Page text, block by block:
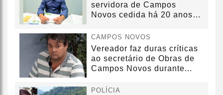
servidora de Campos
Novos cedida há 20 anos
CAMPOS NOVOS
Vereador faz duras críticas
ao secretário de Obras de
Campos Novos durante...
POLÍCIA